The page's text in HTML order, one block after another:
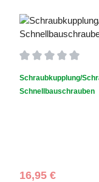
Schraubkupplung/
Schnellbauschrauben
Regulärer Preis:
16,95 €